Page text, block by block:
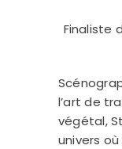
Finaliste
l’art de
végétal,
univers